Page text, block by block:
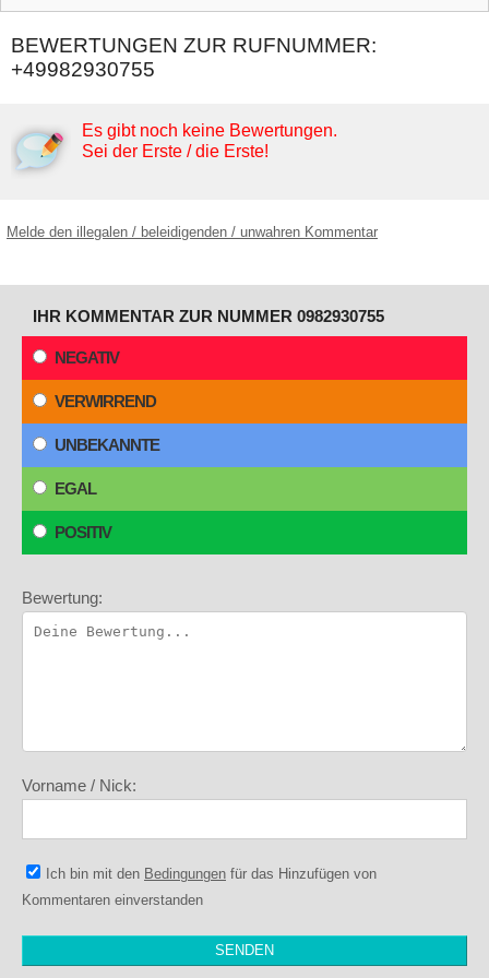
BEWERTUNGEN ZUR RUFNUMMER:
+49982930755
Es gibt noch keine Bewertungen.
Sei der Erste / die Erste!
Melde den illegalen / beleidigenden / unwahren Kommentar
IHR KOMMENTAR ZUR NUMMER 0982930755
NEGATIV
VERWIRREND
UNBEKANNTE
EGAL
POSITIV
Bewertung:
Vorname / Nick:
Ich bin mit den Bedingungen für das Hinzufügen von
Kommentaren einverstanden